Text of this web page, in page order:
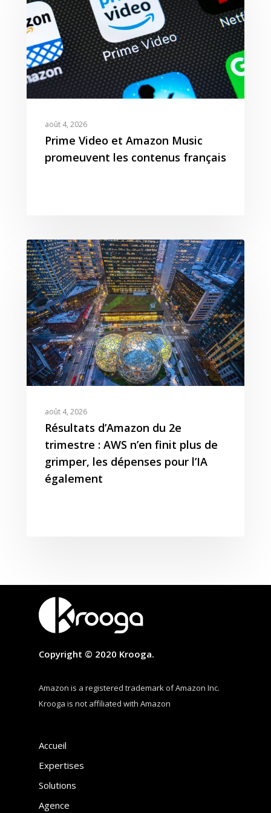
août 4, 2026
Prime Video et Amazon Music
promeuvent les contenus français
août 4, 2026
Résultats d’Amazon du 2e
trimestre : AWS n’en finit plus de
grimper, les dépenses pour l’IA
également
Copyright © 2020 Krooga.
Amazon is a registered trademark of Amazon Inc.
Krooga is not affiliated with Amazon
Accueil
Expertises
Solutions
Agence